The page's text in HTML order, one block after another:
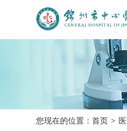
您现在的位置：首页